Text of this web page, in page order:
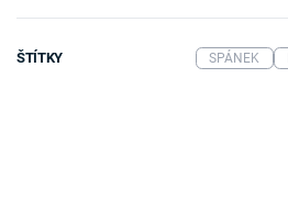
ŠTÍTKY SPÁNEK